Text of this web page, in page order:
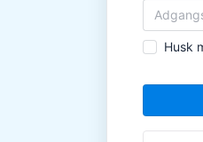
Husk